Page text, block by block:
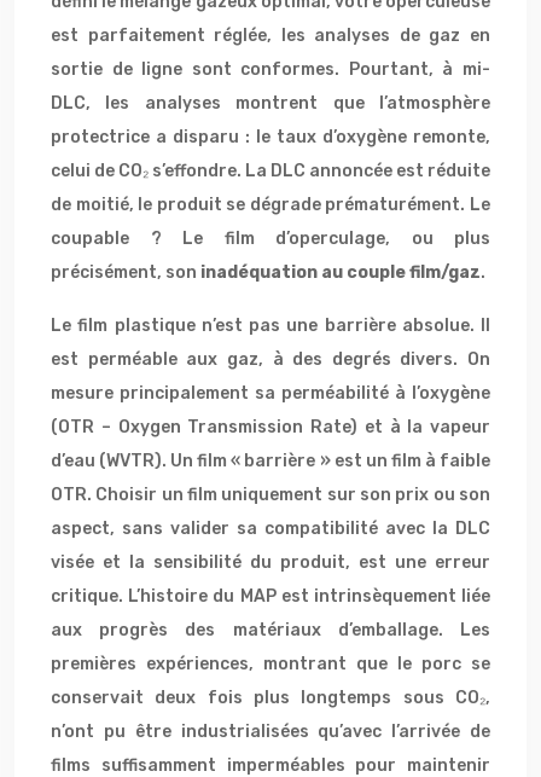
est parfaitement réglée, les analyses de gaz en
sortie de ligne sont conformes. Pourtant, à mi-
DLC, les analyses montrent que l’atmosphère
protectrice a disparu : le taux d’oxygène remonte,
celui de CO₂ s’effondre. La DLC annoncée est réduite
de moitié, le produit se dégrade prématurément. Le
coupable ? Le film d’operculage, ou plus
précisément, son inadéquation au couple film/gaz.
Le film plastique n’est pas une barrière absolue. Il
est perméable aux gaz, à des degrés divers. On
mesure principalement sa perméabilité à l’oxygène
(OTR – Oxygen Transmission Rate) et à la vapeur
d’eau (WVTR). Un film « barrière » est un film à faible
OTR. Choisir un film uniquement sur son prix ou son
aspect, sans valider sa compatibilité avec la DLC
visée et la sensibilité du produit, est une erreur
critique. L’histoire du MAP est intrinsèquement liée
aux progrès des matériaux d’emballage. Les
premières expériences, montrant que le porc se
conservait deux fois plus longtemps sous CO₂,
n’ont pu être industrialisées qu’avec l’arrivée de
films suffisamment imperméables pour maintenir